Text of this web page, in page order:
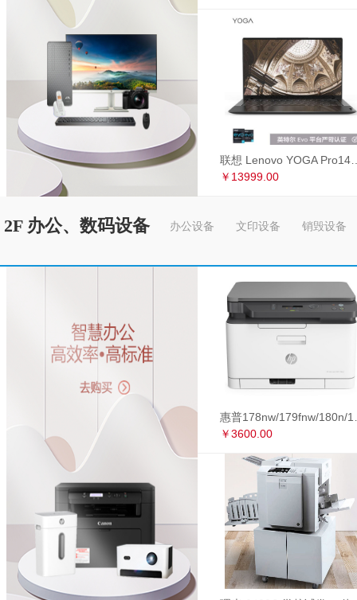
￥13999.00
2F 办公、数码设备 办公设备 文印设备 销毁设备
￥3600.00